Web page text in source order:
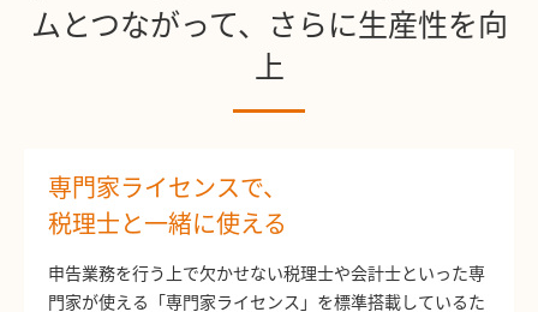
ムとつながって、
さらに生産性を向
上
専門家ライセンスで、
税理士と一緒に使える
申告業務を行う上で欠かせない税理士や会計士といった専
門家が使える「専門家ライセンス」を標準搭載しているた